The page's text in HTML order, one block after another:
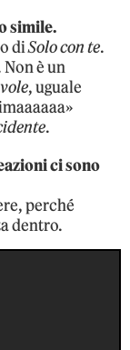
simile.
diSolo con te.
è un
, uguale
.
ci sono
perché
dentro.